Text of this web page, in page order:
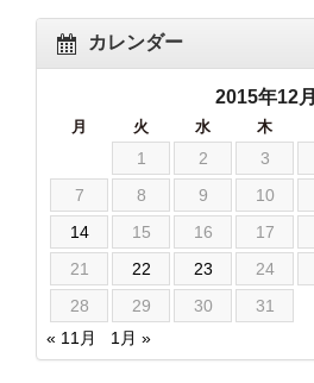
カレンダー
2015年12月
月 火 水 木
1 2 3
7
8 9 10
14
15 16 17
21
22 23 24
28
29 30
31
« 11月
1月 »